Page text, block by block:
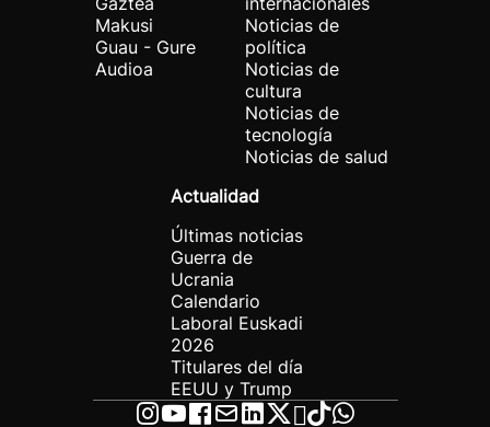
Makusi
Guau - Gure
Audioa
Noticias de
política
Noticias de
cultura
Noticias de
tecnología
Noticias de salud
Actualidad
Últimas noticias
Guerra de
Ucrania
Calendario
Laboral Euskadi
2026
Titulares del día
EEUU y Trump